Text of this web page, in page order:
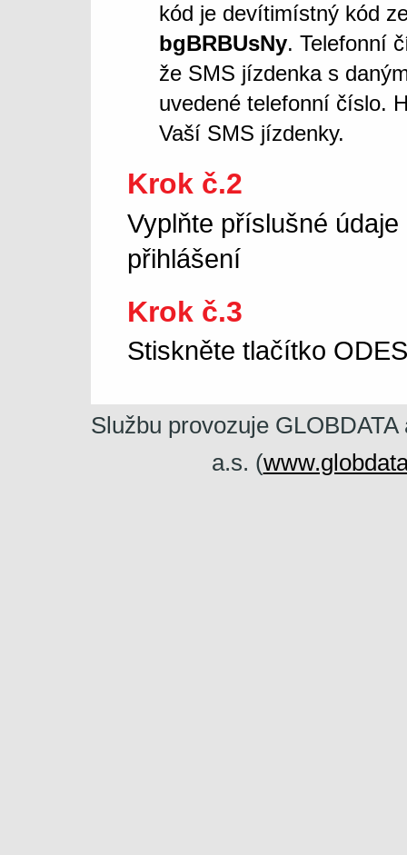
kód je devítimístný kód
bgBRBUsNy. Telefonní
že SMS jízdenka s
uvedené telefonní číslo.
Vaší SMS jízdenky.
Krok č.2
Vyplňte příslušné
přihlášení
Krok č.3
Stiskněte tlačítko
Službu provozuje
a.s. (